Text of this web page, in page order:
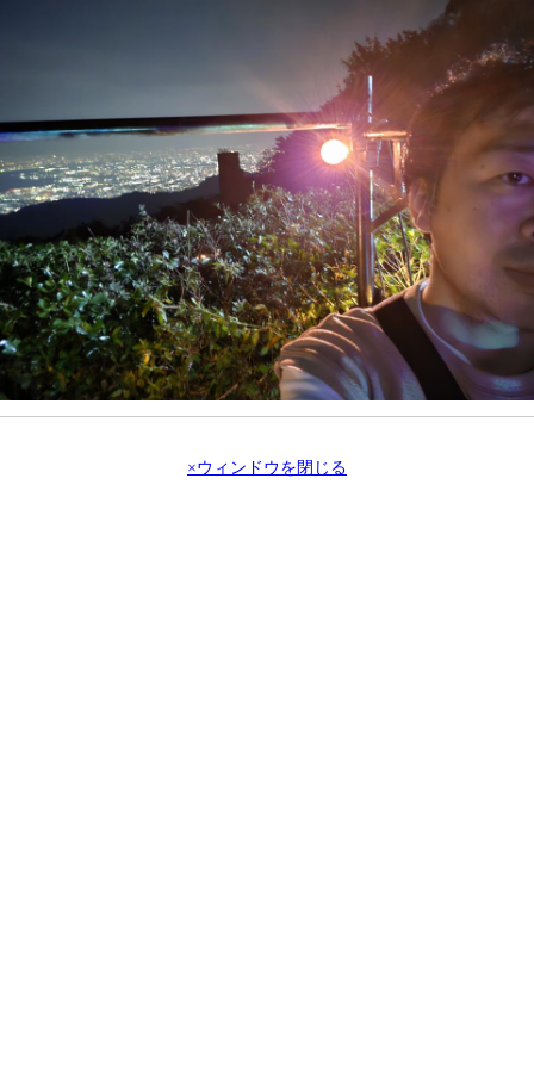
×ウィンドウを閉じる